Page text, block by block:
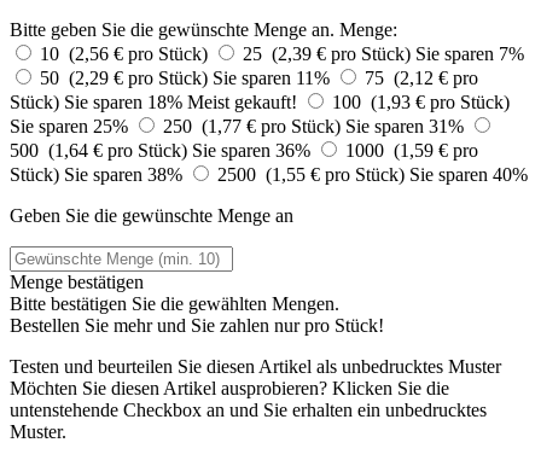
Bitte geben Sie die gewünschte Menge an. Menge:
10 (2,56 € pro Stück)
25 (2,39 € pro Stück) Sie sparen 7%
50 (2,29 € pro Stück) Sie sparen 11%
75 (2,12 € pro
Stück) Sie sparen 18% Meist gekauft!
100 (1,93 € pro Stück)
Sie sparen 25%
250 (1,77 € pro Stück) Sie sparen 31%
500 (1,64 € pro Stück) Sie sparen 36%
1000 (1,59 € pro
Stück) Sie sparen 38% 2500 (1,55 € pro Stück) Sie sparen 40%
Geben Sie die gewünschte Menge an
Menge bestätigen
Bitte bestätigen Sie die gewählten Mengen.
Bestellen Sie mehr und Sie zahlen nurpro Stück!
Testen und beurteilen Sie diesen Artikel als unbedrucktes Muster
Möchten Sie diesen Artikel ausprobieren? Klicken Sie die
untenstehende Checkbox an und Sie erhalten ein unbedrucktes
Muster.